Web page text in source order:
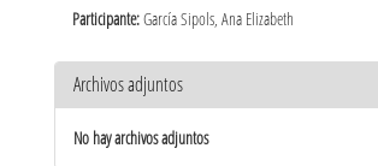
Participante:García Sipols, Ana Elizabeth
Archivos adjuntos
No hay archivos adjuntos